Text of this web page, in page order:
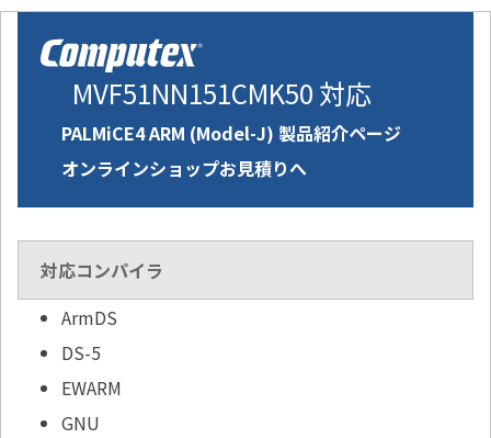
MVF51NN151CMK50 対応
PALMiCE4 ARM (Model-J) 製品紹介ページ
オンラインショップお見積りへ
対応コンパイラ
ArmDS
DS-5
EWARM
GNU